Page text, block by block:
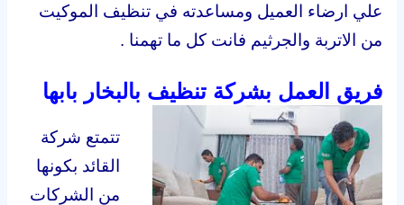
علي ارضاء العميل ومساعدته في تنظيف الموكيت
من الاتربة والجرثيم فانت كل ما تهمنا .
فريق العمل بشركة تنظيف بالبخار بابها
تتمتع شركة
القائد بكونها
من الشركات